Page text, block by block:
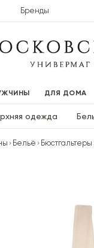
Бренды
ДЛЯ ДОМА
одежда
Бельё Бюстгальтеры